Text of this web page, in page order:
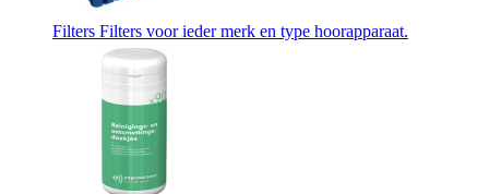
Filters Filters voor ieder merk en type hoorapparaat.